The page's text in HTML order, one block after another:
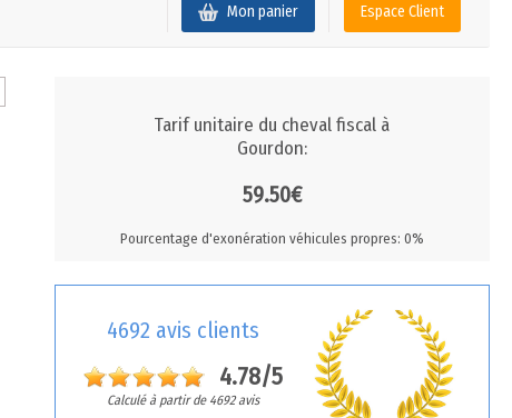
Espace Client
Mon panier
Tarif unitaire du cheval fiscal à
Gourdon:
59.50€
Pourcentage d'exonération véhicules propres: 0%
4692 avis clients
4.78/5
Calculé à partir de 4692 avis